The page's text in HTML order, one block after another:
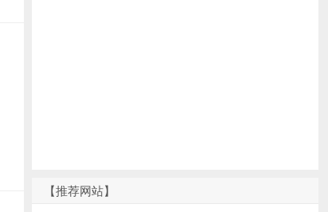
【推荐网站】